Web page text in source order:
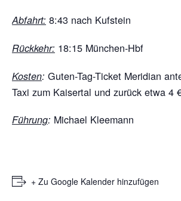
Abfahrt: 8:43 nach Kufstein
Rückkehr: 18:15 München-Hbf
Kosten: Guten-Tag-Ticket Meridian
Taxi zum Kaisertal und zurück etwa 4
Führung: Michael Kleemann
+ Zu Google Kalender hinzufügen